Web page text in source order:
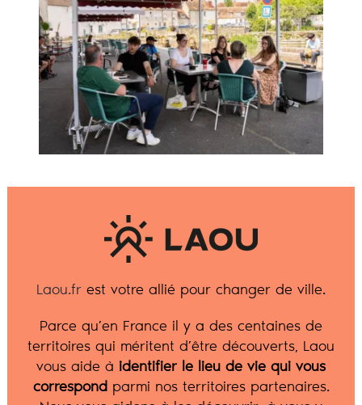
Laou.fr est votre allié pour changer de ville.
Parce qu’en France il y a des centaines de
territoires qui méritent d’être découverts, Laou
vous aide à identifier le lieu de vie qui vous
correspondparmi nos territoires partenaires.